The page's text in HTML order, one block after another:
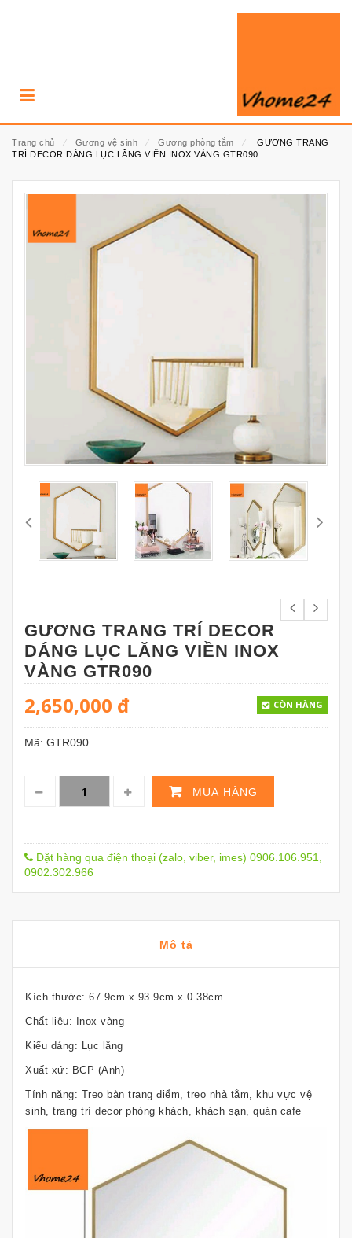
Trang chủ ⁄ Gương vệ sinh ⁄ Gương phòng tắm ⁄
GƯƠNG TRANG
TRÍ DECOR DÁNG LỤC LĂNG VIỀN INOX VÀNG GTR090
GƯƠNG TRANG TRÍ DECOR
DÁNG LỤC LĂNG VIỀN INOX
VÀNG GTR090
2,650,000 đ CÒN HÀNG
Mã: GTR090
MUA HÀNG
Đặt hàng qua điện thoại (zalo, viber, imes) 0906.106.951,
0902.302.966
Mô tả
Kích thước: 67.9cm x 93.9cm x 0.38cm
Chất liệu: Inox vàng
Kiểu dáng: Lục lăng
Xuất xứ: BCP (Anh)
Tính năng: Treo bàn trang điểm, treo nhà tắm, khu vực vệ
sinh, trang trí decor phòng khách, khách sạn, quán cafe